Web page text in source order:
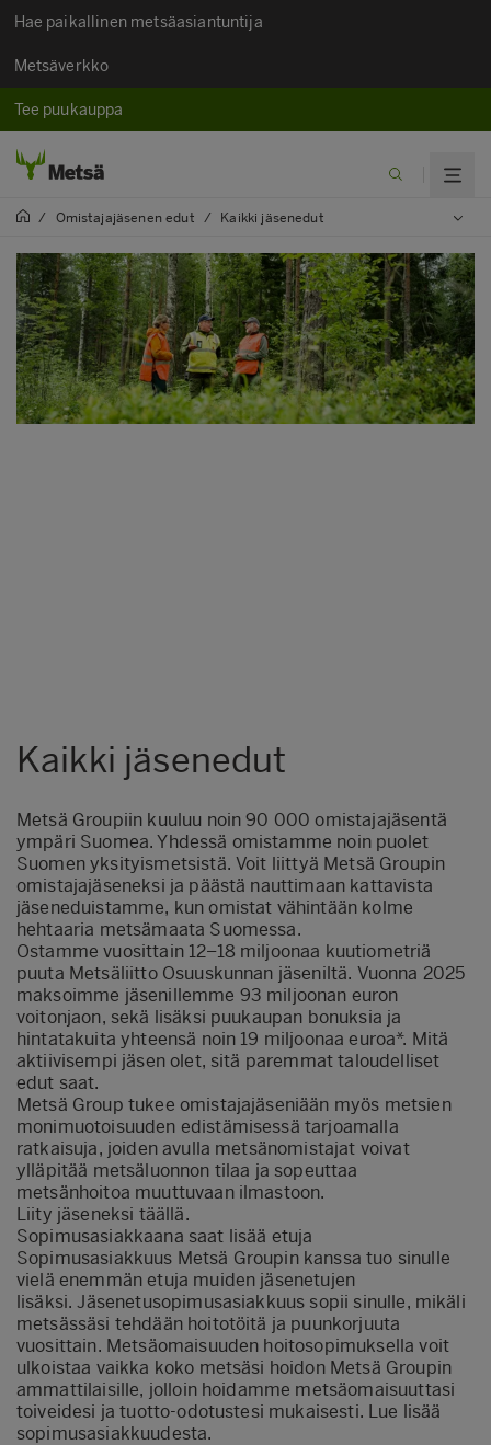
Hae paikallinen metsäasiantuntija
Metsäverkko
Tee puukauppa
/ Omistajajäsenen edut / Kaikki jäsenedut
Kaikki jäsenedut
Metsä Groupiin kuuluu noin 90 000 omistajajäsentä
ympäri Suomea. Yhdessä omistamme noin puolet
Suomen yksityismetsistä. Voit liittyä Metsä Groupin
omistajajäseneksi ja päästä nauttimaan kattavista
jäseneduistamme, kun omistat vähintään kolme
hehtaaria metsämaata Suomessa.
Ostamme vuosittain 12–18 miljoonaa kuutiometriä
puuta Metsäliitto Osuuskunnan jäseniltä. Vuonna 2025
maksoimme jäsenillemme 93 miljoonan euron
voitonjaon, sekä lisäksi puukaupan bonuksia ja
hintatakuita yhteensä noin 19 miljoonaa euroa*. Mitä
aktiivisempi jäsen olet, sitä paremmat taloudelliset
edut saat.
Metsä Group tukee omistajajäseniään myös metsien
monimuotoisuuden edistämisessä tarjoamalla
ratkaisuja, joiden avulla metsänomistajat voivat
ylläpitää metsäluonnon tilaa ja sopeuttaa
metsänhoitoa muuttuvaan ilmastoon.
Liity jäseneksi täällä.
Sopimusasiakkaana saat lisää etuja
Sopimusasiakkuus Metsä Groupin kanssa tuo sinulle
vielä enemmän etuja muiden jäsenetujen
lisäksi. Jäsenetusopimusasiakkuus sopii sinulle, mikäli
metsässäsi tehdään hoitotöitä ja puunkorjuuta
vuosittain. Metsäomaisuuden hoitosopimuksella voit
ulkoistaa vaikka koko metsäsi hoidon Metsä Groupin
ammattilaisille, jolloin hoidamme metsäomaisuuttasi
toiveidesi ja tuotto-odotustesi mukaisesti. Lue lisää
sopimusasiakkuudesta.